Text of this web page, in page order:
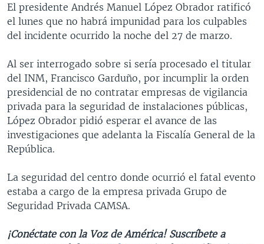
El presidente Andrés Manuel López Obrador ratificó
el lunes que no habrá impunidad para los culpables
del incidente ocurrido la noche del 27 de marzo.
Al ser interrogado sobre si sería procesado el titular
del INM, Francisco Garduño, por incumplir la orden
presidencial de no contratar empresas de vigilancia
privada para la seguridad de instalaciones públicas,
López Obrador pidió esperar el avance de las
investigaciones que adelanta la Fiscalía General de la
República.
La seguridad del centro donde ocurrió el fatal evento
estaba a cargo de la empresa privada Grupo de
Seguridad Privada CAMSA.
¡Conéctate con la Voz de América! Suscríbete a